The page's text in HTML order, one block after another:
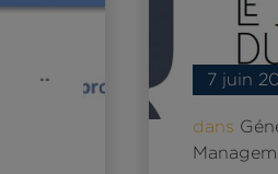
7 juin
dans